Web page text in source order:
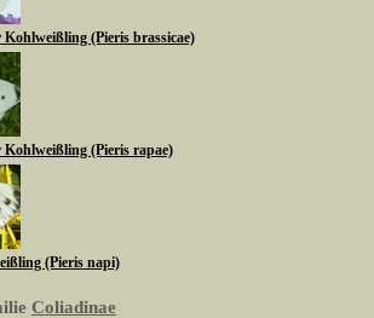
Kohlweißling (Pieris brassicae)
Kohlweißling (Pieris rapae)
(Pieris napi)
Coliadinae